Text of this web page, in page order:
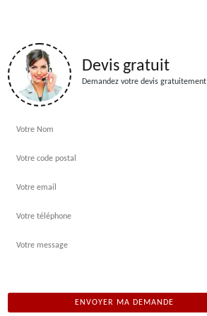
Devis gratuit
Demandez votre devis gratuitement